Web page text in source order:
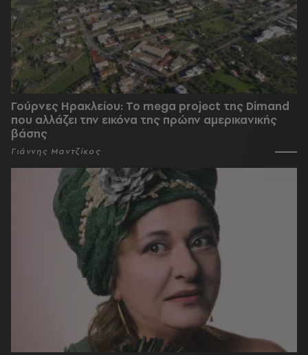
Γούρνες Ηρακλείου: To mega project της Dimand
που αλλάζει την εικόνα της πρώην αμερικανικής
βάσης
Γιάννης Μαντζίκος